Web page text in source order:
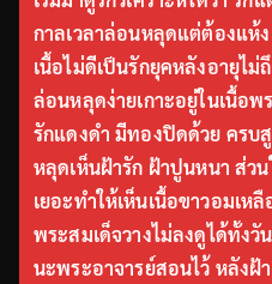
กาลเวลาล่อนหลุดแต่ต้องแห้
เนื้อไม่ดีเป็นรักยุคหลังอายุไม่
ล่อนหลุดง่ายเกาะอยู่ในเนื้อ
รักแดงดำ มีทองปิดด้วย ครบ
หลุดเห็นฝ้ารัก ฝ้าปูนหนา ส่ว
เยอะทำให้เห็นเนื้อขาวอมเห
พระสมเด็จวางไม่ลงดูได้ทั้ง
นะพระอาจารย์สอนไว้ หลังฝ้